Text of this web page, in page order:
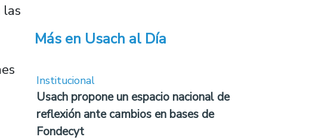
Más en Usach al Día
Institucional
Usach propone un espacio nacional de
reflexión ante cambios en bases de
Fondecyt